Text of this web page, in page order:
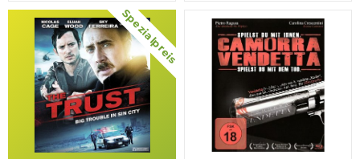
Spezialpreis